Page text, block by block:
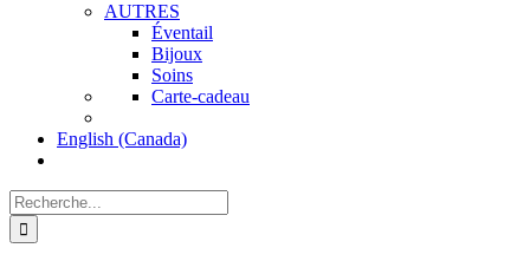
AUTRES
Éventail
Bijoux
Soins
Carte-cadeau
English (Canada)
Recherche
de
: